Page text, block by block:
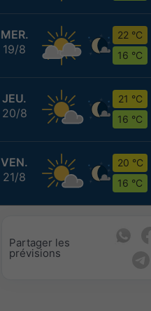
MER.
19/8
22 °C
16 °C
JEU.
20/8
21 °C
16 °C
VEN.
21/8
20 °C
16 °C
Partager les
prévisions